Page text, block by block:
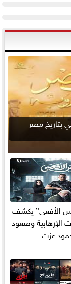
بتاريخ مصر
الأفعى” يكشف
الإرهابية وصعود
عزت